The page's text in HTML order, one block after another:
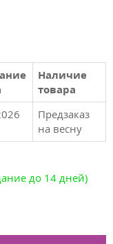
Наличие
товара
Предзаказ
на весну
до 14 дней)